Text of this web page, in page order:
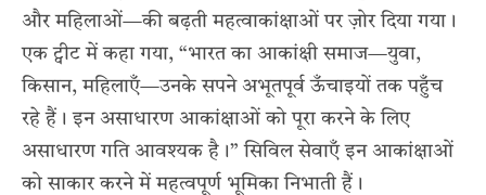
और महिलाओं—की बढ़ती महत्वाकांक्षाओं पर ज़ोर दिया गया।
एक ट्वीट में कहा गया, “भारत का आकांक्षी समाज—युवा,
किसान, महिलाएँ—उनके सपने अभूतपूर्व ऊँचाइयों तक पहुँच
रहे हैं। इन असाधारण आकांक्षाओं को पूरा करने के लिए
असाधारण गति आवश्यक है।” सिविल सेवाएँ इन आकांक्षाओं
को साकार करने में महत्वपूर्ण भूमिका निभाती हैं।